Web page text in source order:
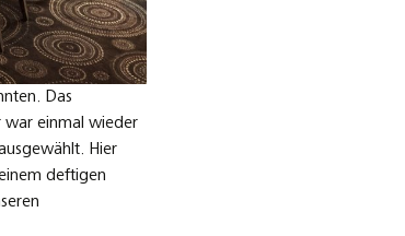
Das
war einmal wieder
Hier
deftigen